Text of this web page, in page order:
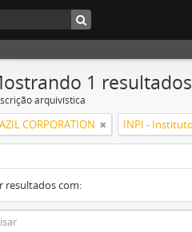
1 resultados
arquivística
CORPORATION
resultados com: